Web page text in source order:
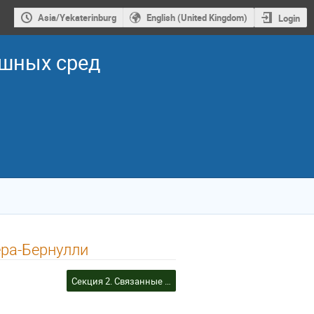
Asia/Yekaterinburg English (United Kingdom) Login
сред
Бернулли
Секция 2. Связанные задачи механики деформируемого твердого тела